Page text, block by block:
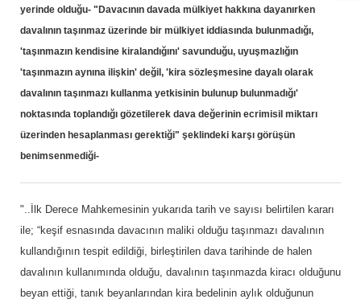
yerinde olduğu- "Davacının davada mülkiyet hakkına dayanırken
davalının taşınmaz üzerinde bir mülkiyet iddiasında bulunmadığı,
'taşınmazın kendisine kiralandığını' savunduğu, uyuşmazlığın
'taşınmazın aynına ilişkin' değil, 'kira sözleşmesine dayalı olarak
davalının taşınmazı kullanma yetkisinin bulunup bulunmadığı'
noktasında toplandığı gözetilerek dava değerinin ecrimisil miktarı
üzerinden hesaplanması gerektiği" şeklindeki karşı görüşün
benimsenmediği-
"..İlk Derece Mahkemesinin yukarıda tarih ve sayısı belirtilen kararı
ile; “keşif esnasında davacının maliki olduğu taşınmazı davalının
kullandığının tespit edildiği, birleştirilen dava tarihinde de halen
davalının kullanımında olduğu, davalının taşınmazda kiracı olduğunu
beyan ettiği, tanık beyanlarından kira bedelinin aylık olduğunun